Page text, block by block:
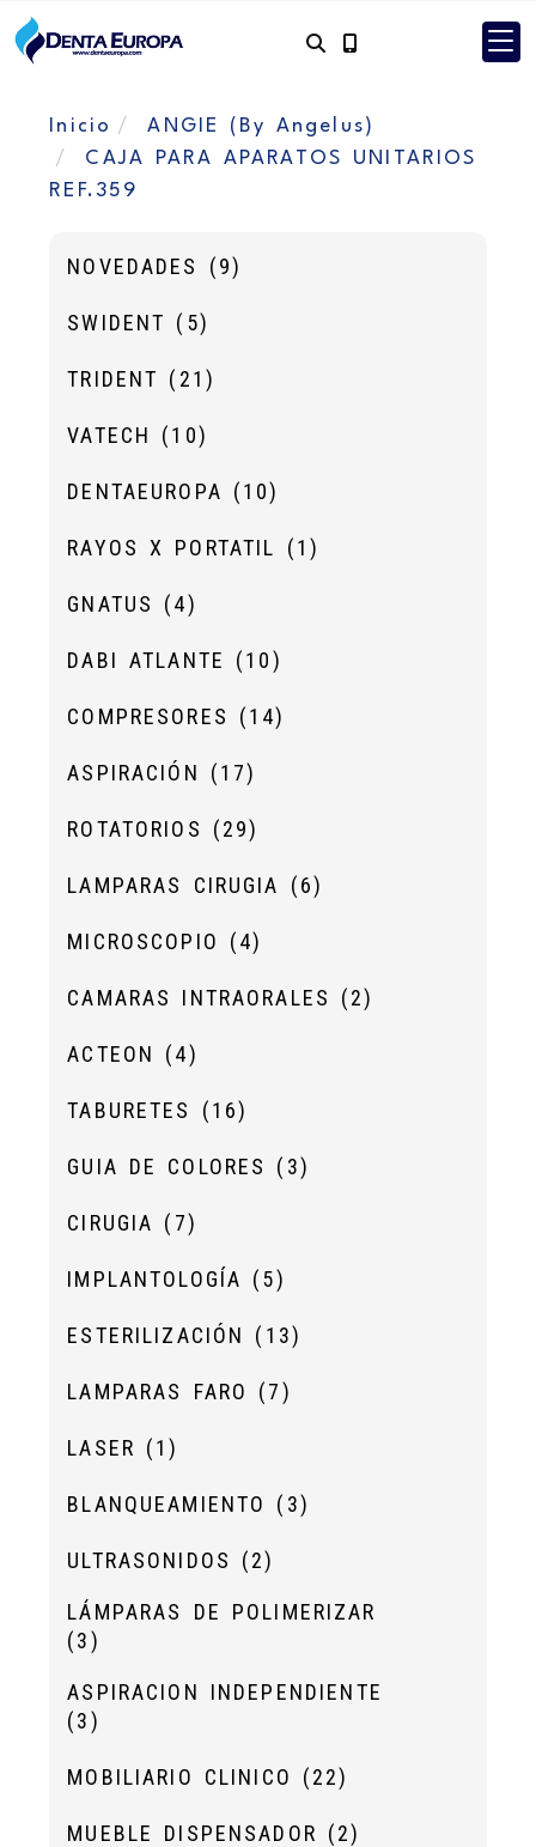
Inicio
ANGIE (By Angelus)
CAJA PARA APARATOS UNITARIOS
REF.359
NOVEDADES (9)
SWIDENT (5)
TRIDENT (21)
VATECH (10)
DENTAEUROPA (10)
RAYOS X PORTATIL (1)
GNATUS (4)
DABI ATLANTE (10)
COMPRESORES (14)
ASPIRACIÓN (17)
ROTATORIOS (29)
LAMPARAS CIRUGIA (6)
MICROSCOPIO (4)
CAMARAS INTRAORALES (2)
ACTEON (4)
TABURETES (16)
GUIA DE COLORES (3)
CIRUGIA (7)
IMPLANTOLOGÍA (5)
ESTERILIZACIÓN (13)
LAMPARAS FARO (7)
LASER (1)
BLANQUEAMIENTO (3)
ULTRASONIDOS (2)
LÁMPARAS DE POLIMERIZAR
(3)
ASPIRACION INDEPENDIENTE
(3)
MOBILIARIO CLINICO (22)
MUEBLE DISPENSADOR (2)